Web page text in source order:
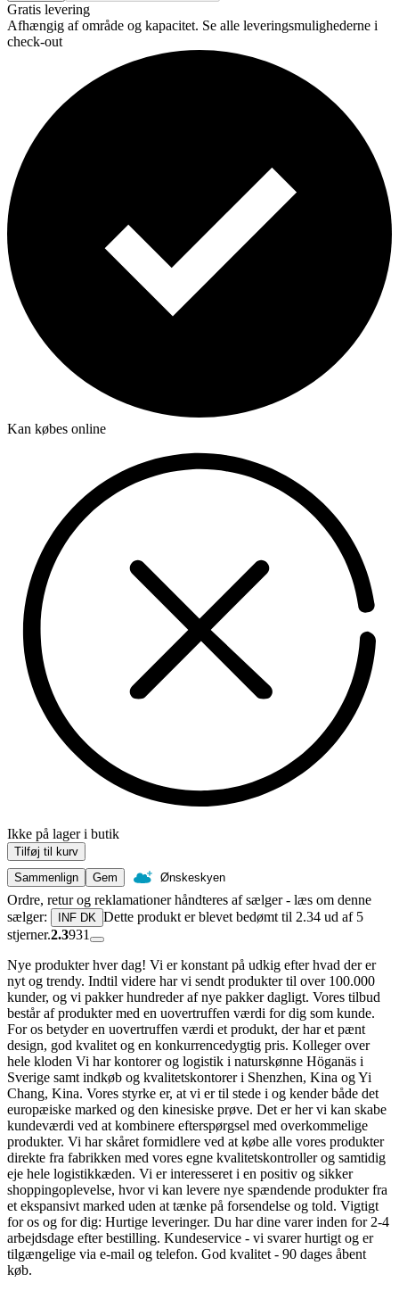
Gratis levering
Afhængig af område og kapacitet. Se alle leveringsmulighederne i
check-out
Kan købes online
Ikke på lager i butik
Tilføj til kurv
Sammenlign
Gem Ønskeskyen
Ordre, retur og reklamationer håndteres af sælger - læs om denne
sælger:
INF DK Dette produkt er blevet bedømt til 2.34 ud af 5
stjerner.2.3931
Nye produkter hver dag! Vi er konstant på udkig efter hvad der er
nyt og trendy. Indtil videre har vi sendt produkter til over 100.000
kunder, og vi pakker hundreder af nye pakker dagligt. Vores tilbud
består af produkter med en uovertruffen værdi for dig som kunde.
For os betyder en uovertruffen værdi et produkt, der har et pænt
design, god kvalitet og en konkurrencedygtig pris. Kolleger over
hele kloden Vi har kontorer og logistik i naturskønne Höganäs i
Sverige samt indkøb og kvalitetskontorer i Shenzhen, Kina og Yi
Chang, Kina. Vores styrke er, at vi er til stede i og kender både det
europæiske marked og den kinesiske prøve. Det er her vi kan skabe
kundeværdi ved at kombinere efterspørgsel med overkommelige
produkter. Vi har skåret formidlere ved at købe alle vores produkter
direkte fra fabrikken med vores egne kvalitetskontroller og samtidig
eje hele logistikkæden. Vi er interesseret i en positiv og sikker
shoppingoplevelse, hvor vi kan levere nye spændende produkter fra
et ekspansivt marked uden at tænke på forsendelse og told. Vigtigt
for os og for dig: Hurtige leveringer. Du har dine varer inden for 2-4
arbejdsdage efter bestilling. Kundeservice - vi svarer hurtigt og er
tilgængelige via e-mail og telefon. God kvalitet - 90 dages åbent
køb.